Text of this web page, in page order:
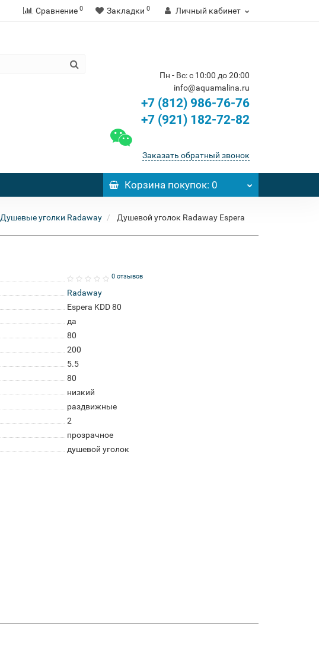
Сравнение 0 Закладки 0 Личный кабинет
Пн - Вс: с 10:00 до 20:00
info@aquamalina.ru
+7 (812) 986-76-76
+7 (921) 182-72-82
Заказать обратный звонок
Корзинапокупок: 0
Душевые уголки Radaway
Душевой уголок Radaway Espera
0 отзывов
Radaway
Espera KDD 80
да
80
200
5.5
80
низкий
раздвижные
2
прозрачное
душевой уголок